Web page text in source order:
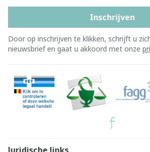
Inschrijven
Door op inschrijven te klikken, schrijft u
nieuwsbrief en gaat u akkoord met onze